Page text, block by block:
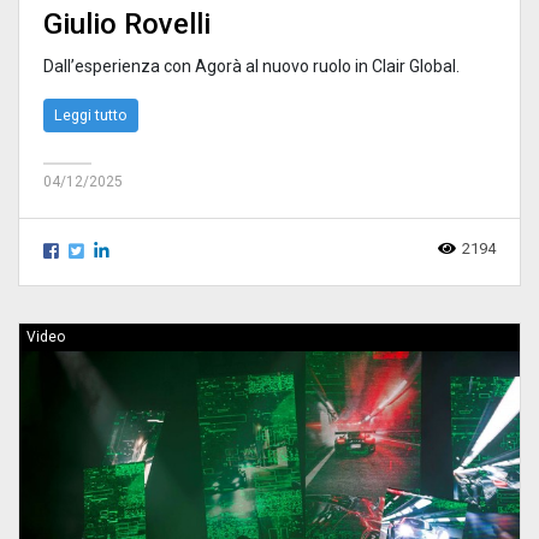
Giulio Rovelli
Dall’esperienza con Agorà al nuovo ruolo in Clair Global.
Leggi tutto
04/12/2025
2194
Video